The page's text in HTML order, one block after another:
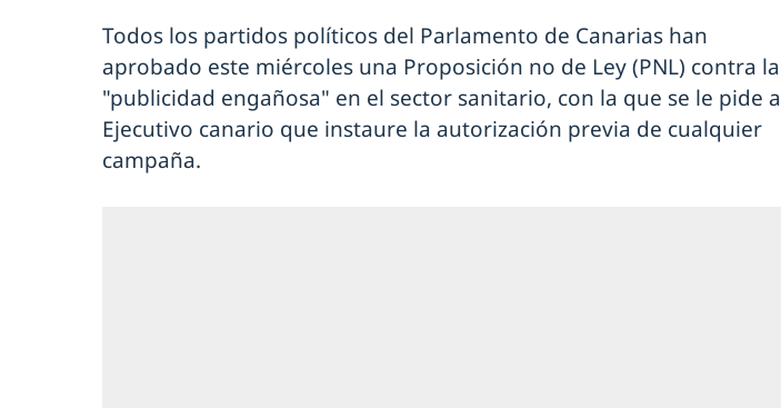
Todos los partidos políticos del Parlamento de Canarias han
aprobado este miércoles una Proposición no de Ley (PNL) contra la
"publicidad engañosa" en el sector sanitario, con la que se le pide
Ejecutivo canario que instaure la autorización previa de cualquier
campaña.